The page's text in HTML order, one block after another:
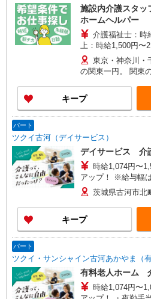
施設内介護スタ
ホームヘルパー
介護福祉士：時
上：時給1,500円〜
1,350円〜1,925円 ※給与幅は勤務先による +交通
費、諸手当（勤務
東京・神奈川・
の関東一円。 関東
キープ
パート
ツクイ古河（デイサービス）
デイサービス 介
時給1,074円〜1,539円 ★土日祝日
アップ！ ※給与幅
茨城県古河市北
キープ
パート
ツクイ・サンシャイン古河あかやま（
有料老人ホーム
時給1,074円〜1,097円 ★土日祝日